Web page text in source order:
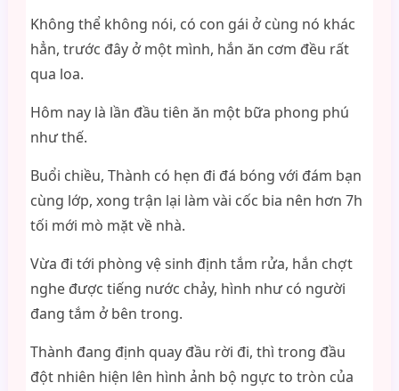
Không thể không nói, có con gái ở cùng nó khác
hẳn, trước đây ở một mình, hắn ăn cơm đều rất
qua loa.
Hôm nay là lần đầu tiên ăn một bữa phong phú
như thế.
Buổi chiều, Thành có hẹn đi đá bóng với đám bạn
cùng lớp, xong trận lại làm vài cốc bia nên hơn 7h
tối mới mò mặt về nhà.
Vừa đi tới phòng vệ sinh định tắm rửa, hắn chợt
nghe được tiếng nước chảy, hình như có người
đang tắm ở bên trong.
Thành đang định quay đầu rời đi, thì trong đầu
đột nhiên hiện lên hình ảnh bộ ngực to tròn của